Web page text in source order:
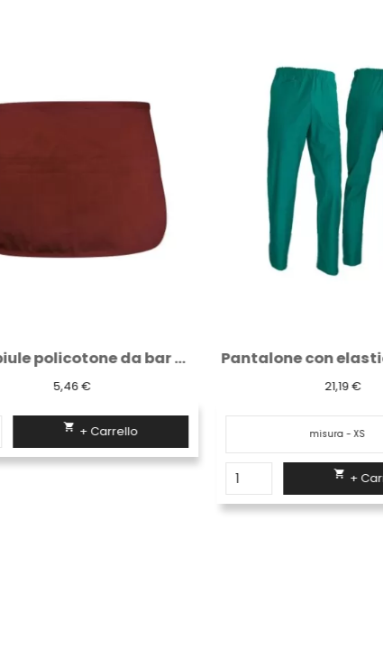
Grembiule policotone da bar bordeaux
+ Carrello
+ Carrello